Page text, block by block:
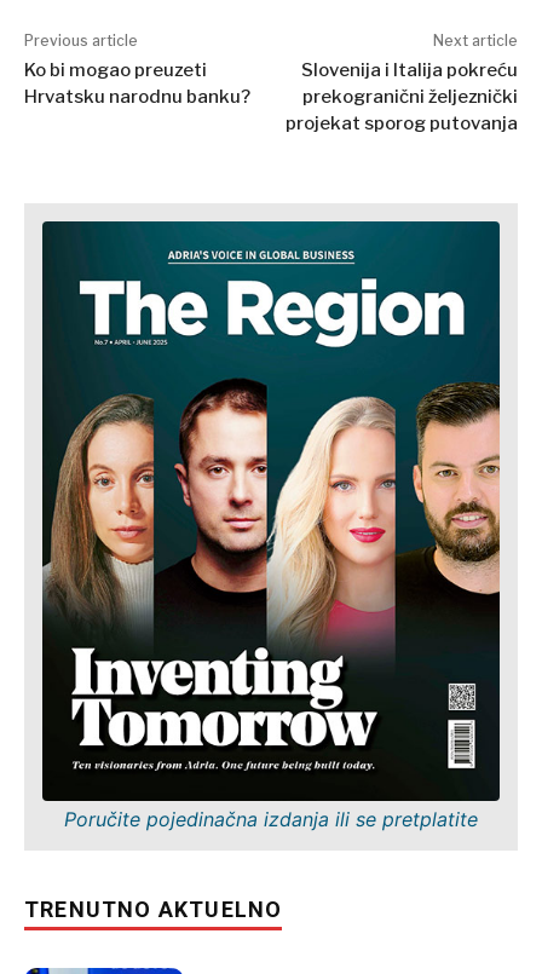
Previous article
Ko bi mogao preuzeti
Hrvatsku narodnu banku?
Next article
Slovenija i Italija pokreću
prekogranični željeznički
projekat sporog putovanja
Poručite pojedinačna izdanja ili se pretplatite
TRENUTNO AKTUELNO